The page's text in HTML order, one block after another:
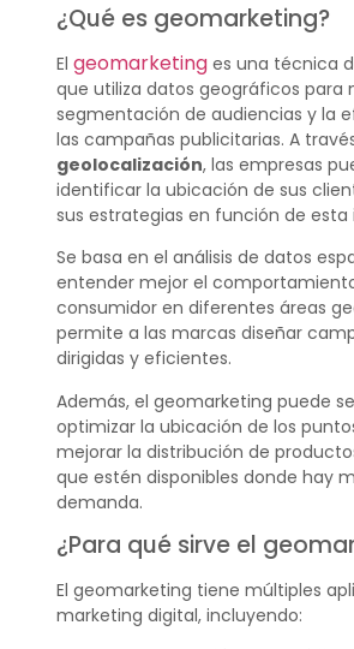
¿Qué es geomarketing?
El geomarketinges una técnica
que utiliza datos geográficos para
segmentación de audiencias y la
las campañas publicitarias. A
geolocalización, las empresas
identificar la ubicación de sus
sus estrategias en función de
Se basa en el análisis de datos
entender mejor el
consumidor en diferentes áreas
permite a las marcas diseñar
dirigidas y eficientes.
Además, el geomarketing puede
optimizar la ubicación de los
mejorar la distribución de
que estén disponibles donde hay
demanda.
¿Para qué sirve el
El geomarketing tiene múltiples
marketing digital, incluyendo: